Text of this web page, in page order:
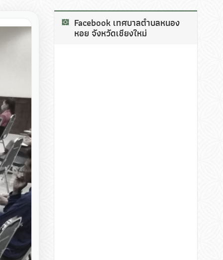
Facebook เทศบาลตำบลหนอง
หอย จังหวัดเชียงใหม่